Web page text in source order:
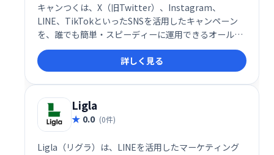
キャンつくは、X（旧Twitter）、Instagram、
LINE、TikTokといったSNSを活用したキャンペーン
を、誰でも簡単・スピーディーに運用できるオールイ
ンワンのキャンペーン支援ツールです。名前の通り
「キャンペーンをつくる」を省力化・自動化すること
に特化しており、導入企業数は3,500社以上、リピー
ト率は80％超と、多くのマーケティング担当者から高
く評価されています。
詳しく見る
Ligla
0.0 (0件)
Ligla（リグラ）は、LINEを活用したマーケティング